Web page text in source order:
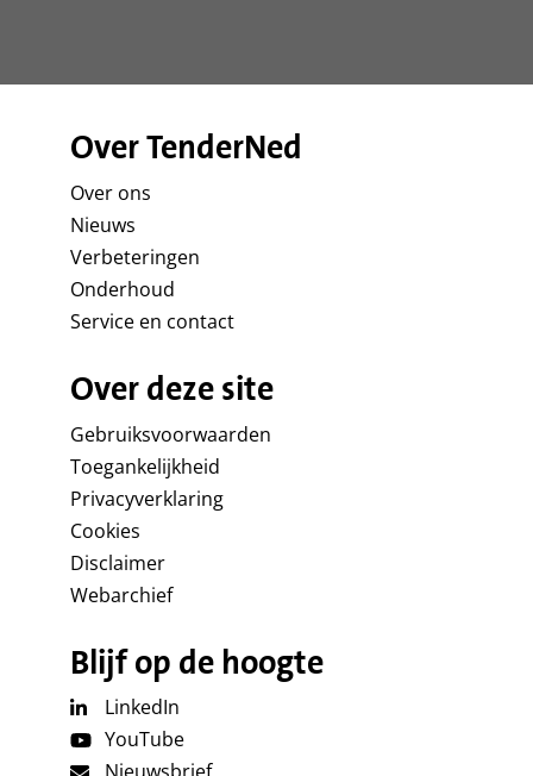
Over TenderNed
Over ons
Nieuws
Verbeteringen
Onderhoud
Service en contact
Over deze site
Gebruiksvoorwaarden
Toegankelijkheid
Privacyverklaring
Cookies
Disclaimer
Webarchief
Blijf op de hoogte
LinkedIn
YouTube